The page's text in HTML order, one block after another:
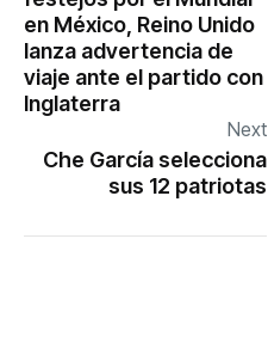
en México, Reino Unido
lanza advertencia de
viaje ante el partido con
Inglaterra
Next
Che García selecciona
sus 12 patriotas